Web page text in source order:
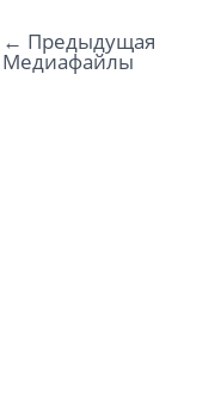
← Предыдущая
Медиафайлы